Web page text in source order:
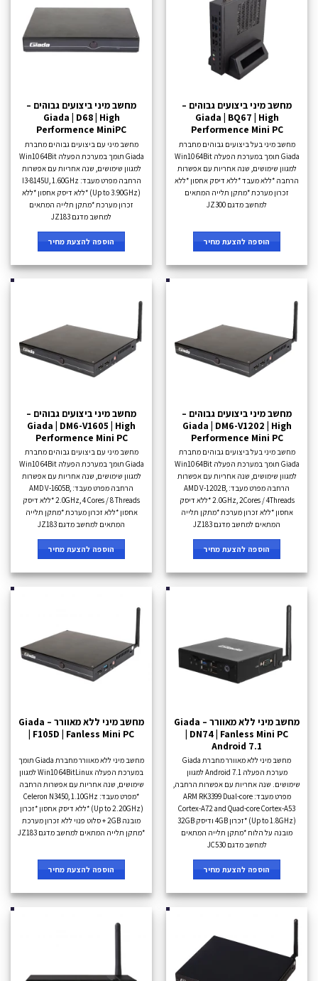
מחשב מיני ביצועים גבוהים –
Giada | BQ67 | High
Performence Mini PC
מחשב מיני בעל ביצועים גבוהים מחברת
Giada תומך במערכת הפעלה Win10 64Bit
למגוון שימושים, שנה אחריות עם אפשרות
הרחבה *ללא מעבד *ללא דיסק אחסון *ללא
זכרון מערכת *מתקן תלייה המתאים
למחשב מדגם JZ300
הוספה להצעת מחיר
מחשב מיני ביצועים גבוהים –
Giada | D68 | High
Performence MiniPC
מחשב מיני עם ביצועים גבוהים מחברת
Giada תומך במערכת הפעלה Win10 64Bit
למגוון שימושים, שנה אחריות עם אפשרות
הרחבה מפרט מעבד: I3-8145U, 1.60GHz
(Up to 3.90GHz) *ללא דיסק אחסון *ללא
זכרון מערכת *מתקן תלייה המתאים
למחשב מדגם JZ183
הוספה להצעת מחיר
מחשב מיני ביצועים גבוהים –
Giada | DM6-V1202 | High
Performence Mini PC
מחשב מיני בעל ביצועים גבוהים מחברת
Giada תומך במערכת הפעלה Win10 64Bit
למגוון שימושים, שנה אחריות עם אפשרות
הרחבה מפרט מעבד: AMD V-1202B,
2.0GHz, 2Cores / 4Threads *ללא דיסק
אחסון *ללא זכרון מערכת *מתקן תלייה
המתאים למחשב מדגם JZ183
הוספה להצעת מחיר
מחשב מיני ביצועים גבוהים –
Giada | DM6-V1605 | High
Performence Mini PC
מחשב מיני עם ביצועים גבוהים מחברת
Giada תומך במערכת הפעלה Win10 64Bit
למגוון שימושים, שנה אחריות עם אפשרות
הרחבה מפרט מעבד: AMD V-1605B,
2.0GHz, 4 Cores / 8 Threads *ללא דיסק
אחסון *ללא זכרון מערכת *מתקן תלייה
המתאים למחשב מדגם JZ183
הוספה להצעת מחיר
מחשב מיני ללא מאוורר – Giada
| DN74 | Fanless Mini PC
Android 7.1
מחשב מיני ללא מאוורר מחברת Giada
מערכת הפעלה Android 7.1 למגוון
שימושים. שנה אחריות עם אפשרות הרחבה,
מפרט מעבד: ARM RK3399 Dual-core
Cortex-A72 and Quad-core Cortex-A53
(Up to 1.8GHz) *זכרון 4GB ודיסק 32GB
מובנה על הלוח *מתקן תלייה המתאים
למחשב מדגם JC530
הוספה להצעת מחיר
מחשב מיני ללא מאוורר – Giada
| F105D | Fanless Mini PC
מחשב מיני ללא מאוורר מחברת Giada תומך
במערכת הפעלה Win10 64BitLinux למגוון
שימושים, שנה אחריות עם אפשרות הרחבה
*מפרט מעבד: Celeron N3450, 1.10GHz
(Up to 2.20GHz) *ללא דיסק אחסון *זכרון
מובנה 2GB + סלוט פנוי ללא זכרון מערכת
*מתקן תלייה המתאים למחשב מדגם JZ183
הוספה להצעת מחיר